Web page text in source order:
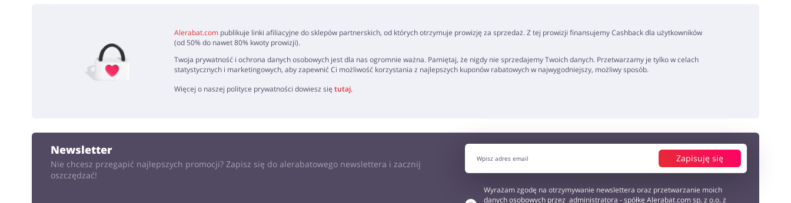
Alerabat.compublikuje linki afiliacyjne do sklepów partnerskich, od których otrzymuje prowizję za sprzedaż. Z tej prowizji finansujemy Cashback dla użytkowników
(od 50% do nawet 80% kwoty prowizji).
Twoja prywatność i ochrona danych osobowych jest dla nas ogromnie ważna. Pamiętaj, że nigdy nie sprzedajemy Twoich danych. Przetwarzamy je tylko w celach
statystycznych i marketingowych, aby zapewnić Ci możliwość korzystania z najlepszych kuponów rabatowych w najwygodniejszy, możliwy sposób.
Więcej o naszej polityce prywatności dowiesz się tutaj.
Newsletter
Nie chcesz przegapić najlepszych promocji? Zapisz się do alerabatowego newslettera i zacznij
oszczędzać!
Zapisuję się
Wyrażam zgodę na otrzymywanie newslettera oraz przetwarzanie moich
danych osobowych przez administratora - spółkę Alerabat.com sp. z o.o. z